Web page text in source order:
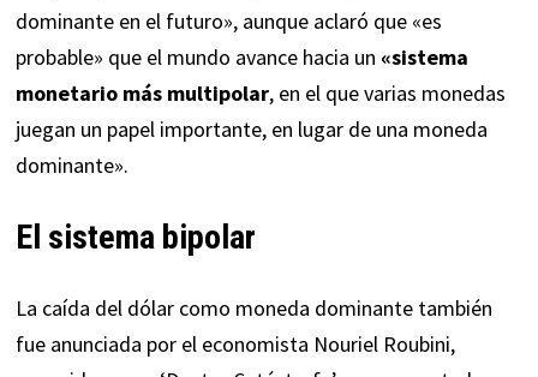
dominante en el futuro», aunque aclaró que «es
probable» que el mundo avance hacia un «sistema
monetario más multipolar, en el que varias monedas
juegan un papel importante, en lugar de una moneda
dominante».
El sistema bipolar
La caída del dólar como moneda dominante también
fue anunciada por el economista Nouriel Roubini,